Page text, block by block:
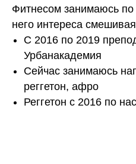
Фитнесом занимаюсь
него интереса
С 2016 по 2019
Урбанакадемия
Сейчас занимаюсь
реггетон, афро
Реггетон с 2016 по